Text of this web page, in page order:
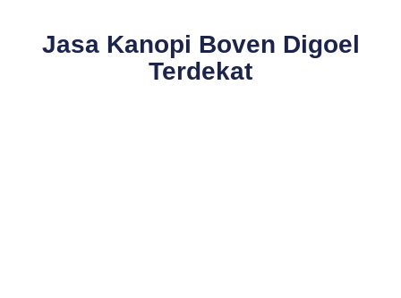
Jasa Kanopi Boven Digoel
Terdekat